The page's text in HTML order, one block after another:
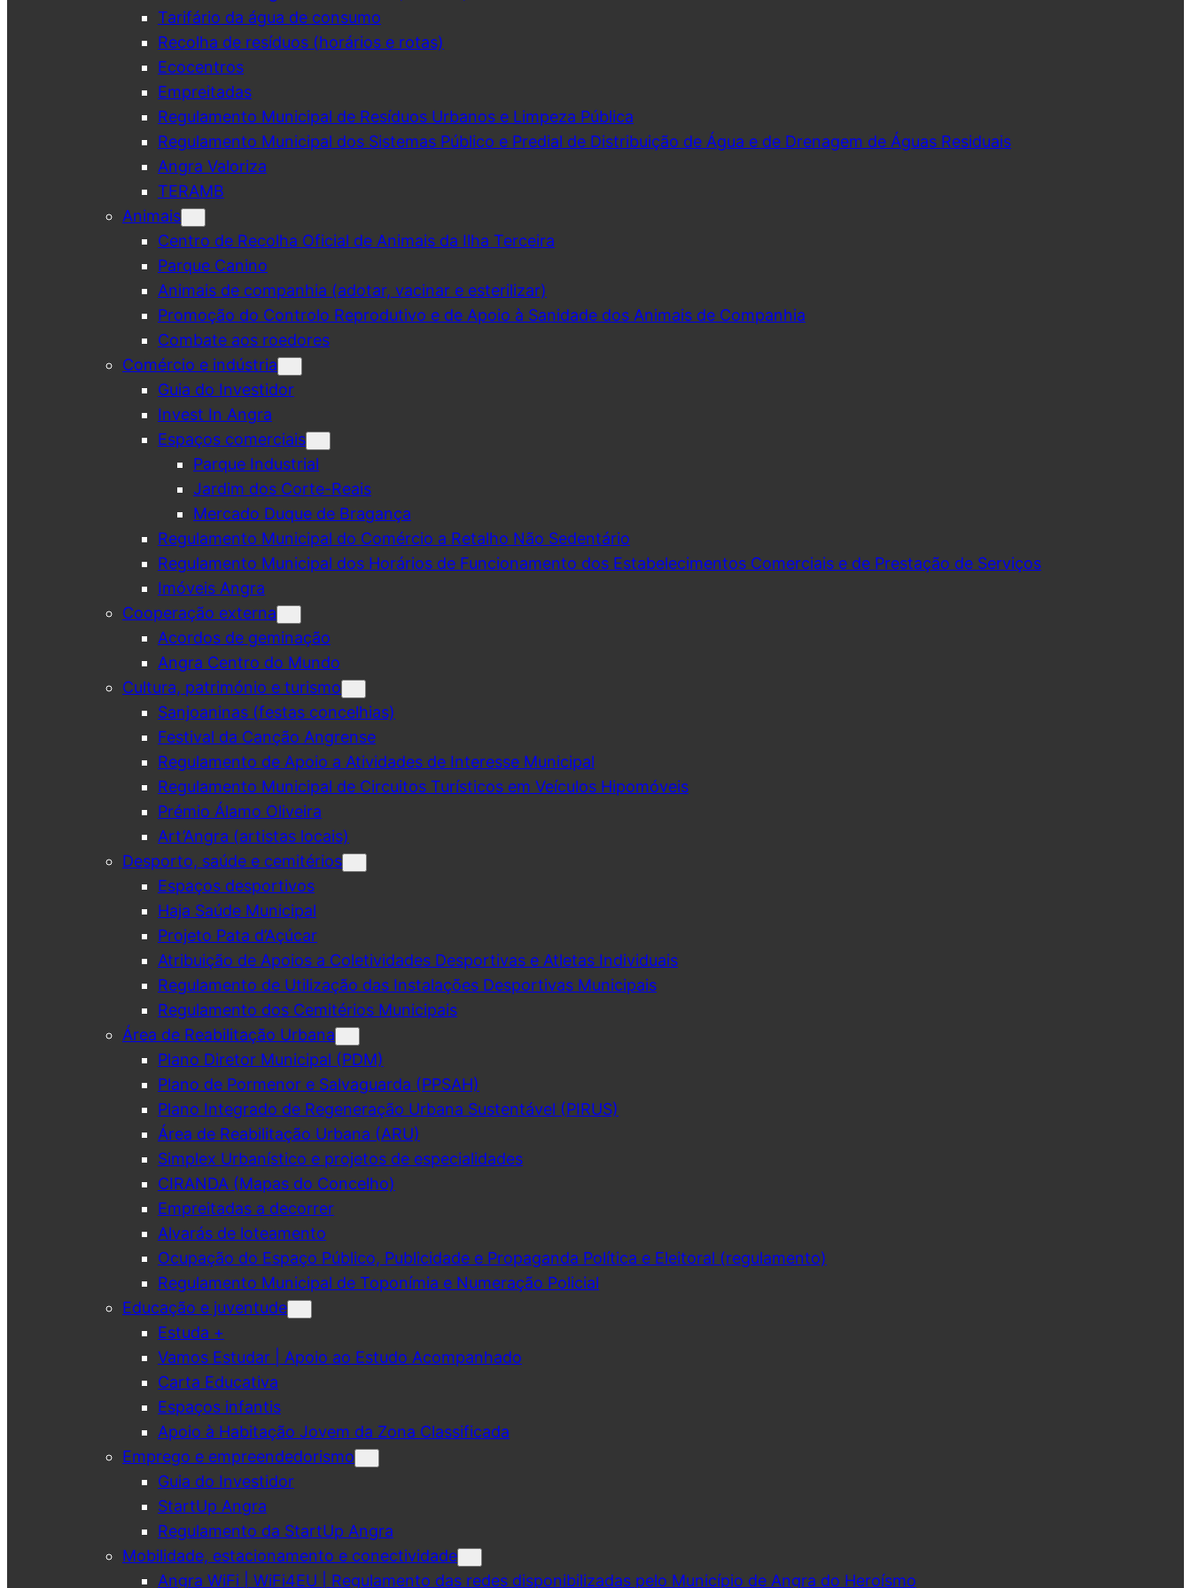
Tarifário da água de consumo
Recolha de resíduos (horários e rotas)
Ecocentros
Empreitadas
Regulamento Municipal de Resíduos Urbanos e Limpeza Pública
Regulamento Municipal dos Sistemas Público e Predial de Distribuição de Água e de Drenagem de Águas Residuais
Angra Valoriza
TERAMB
Animais
Centro de Recolha Oficial de Animais da Ilha Terceira
Parque Canino
Animais de companhia (adotar, vacinar e esterilizar)
Promoção do Controlo Reprodutivo e de Apoio à Sanidade dos Animais de Companhia
Combate aos roedores
Comércio e indústria
Guia do Investidor
Invest In Angra
Espaços comerciais
Parque Industrial
Jardim dos Corte-Reais
Mercado Duque de Bragança
Regulamento Municipal do Comércio a Retalho Não Sedentário
Regulamento Municipal dos Horários de Funcionamento dos Estabelecimentos Comerciais e de Prestação de Serviços
Imóveis Angra
Cooperação externa
Acordos de geminação
Angra Centro do Mundo
Cultura, património e turismo
Sanjoaninas (festas concelhias)
Festival da Canção Angrense
Regulamento de Apoio a Atividades de Interesse Municipal
Regulamento Municipal de Circuitos Turísticos em Veículos Hipomóveis
Prémio Álamo Oliveira
Art’Angra (artistas locais)
Desporto, saúde e cemitérios
Espaços desportivos
Haja Saúde Municipal
Projeto Pata d’Açúcar
Atribuição de Apoios a Coletividades Desportivas e Atletas Individuais
Regulamento de Utilização das Instalações Desportivas Municipais
Regulamento dos Cemitérios Municipais
Área de Reabilitação Urbana
Plano Diretor Municipal (PDM)
Plano de Pormenor e Salvaguarda (PPSAH)
Plano Integrado de Regeneração Urbana Sustentável (PIRUS)
Área de Reabilitação Urbana (ARU)
Simplex Urbanístico e projetos de especialidades
CIRANDA (Mapas do Concelho)
Empreitadas a decorrer
Alvarás de loteamento
Ocupação do Espaço Público, Publicidade e Propaganda Política e Eleitoral (regulamento)
Regulamento Municipal de Toponímia e Numeração Policial
Educação e juventude
Estuda +
Vamos Estudar | Apoio ao Estudo Acompanhado
Carta Educativa
Espaços infantis
Apoio à Habitação Jovem da Zona Classificada
Emprego e empreendedorismo
Guia do Investidor
StartUp Angra
Regulamento da StartUp Angra
Mobilidade, estacionamento e conectividade
Angra WiFi | WiFi4EU | Regulamento das redes disponibilizadas pelo Município de Angra do Heroísmo